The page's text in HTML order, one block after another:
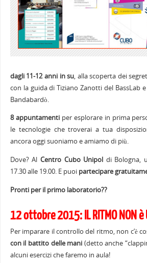
dagli 11-12 anni in su, alla scoperta dei
con la guida di Tiziano Zanotti del BassLab
Bandabardò.
8 appuntamentiper esplorare in prima
le tecnologie che troverai a tua
ancora oggi suoniamo e amiamo di più.
Dove? AlCentro Cubo Unipol di Bologna,
17.30 alle 19.00. E puoi partecipare
Pronti per il primo laboratorio??
12 ottobre 2015: IL RITMO NON è
Per imparare il controllo del ritmo, non c’è
con il battito delle mani (detto anche
alcuni esercizi che faremo in aula!